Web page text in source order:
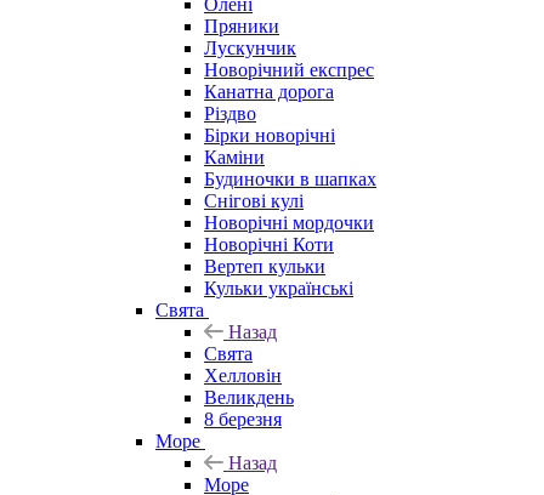
Олені
Пряники
Лускунчик
Новорічний експрес
Канатна дорога
Різдво
Бірки новорічні
Каміни
Будиночки в шапках
Снігові кулі
Новорічні мордочки
Новорічні Коти
Вертеп кульки
Кульки українські
Свята
Назад
Свята
Хелловін
Великдень
8 березня
Море
Назад
Море